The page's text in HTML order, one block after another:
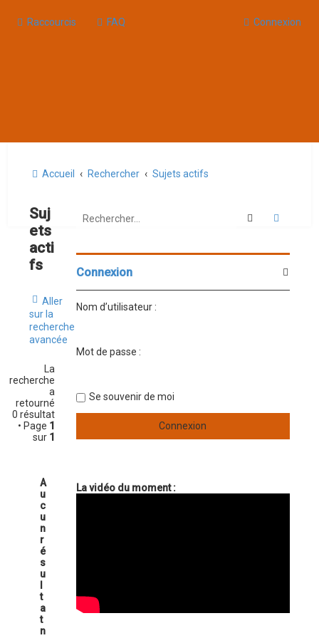
Raccourcis FAQ Connexion
Accueil Rechercher Sujets actifs
Suj
ets
acti
fs
Aller
sur la
recherche
avancée
La
recherche
a
retourné
0 résultat
• Page 1
sur 1
A
u
c
u
n
r
é
s
u
t
a
t
n
Rechercher
Connexion
Nom d’utilisateur :
Mot de passe :
Se souvenir de moi
La vidéo du moment :